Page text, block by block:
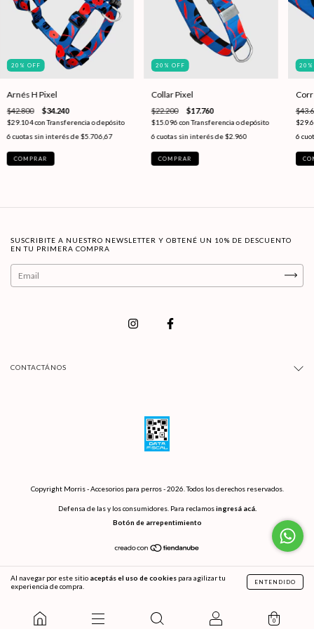
Al navegar por este sitio aceptás el uso de cookies para agilizar tu
experiencia de compra.
ENTENDIDO
0
20 % OFF
Arnés H Pixel
$42.800 $34.240
$29.104con Transferencia o depósito
6 cuotas sin interés de$5.706,67
COMPRAR
20 % OFF
Collar Pixel
$22.200 $17.760
$15.096con Transferencia o depósito
6 cuotas sin interés de$2.960
COMPRAR
20
6
SUSCRIBITE A NUESTRO NEWSLETTER Y OBTENÉ UN 10% DE DESCUENTO
EN TU PRIMERA COMPRA
CONTACTÁNOS
Copyright Morris - Accesorios para perros - 2026. Todos los derechos reservados.
Defensa de las y los consumidores. Para reclamos ingresá acá.
Botón de arrepentimiento